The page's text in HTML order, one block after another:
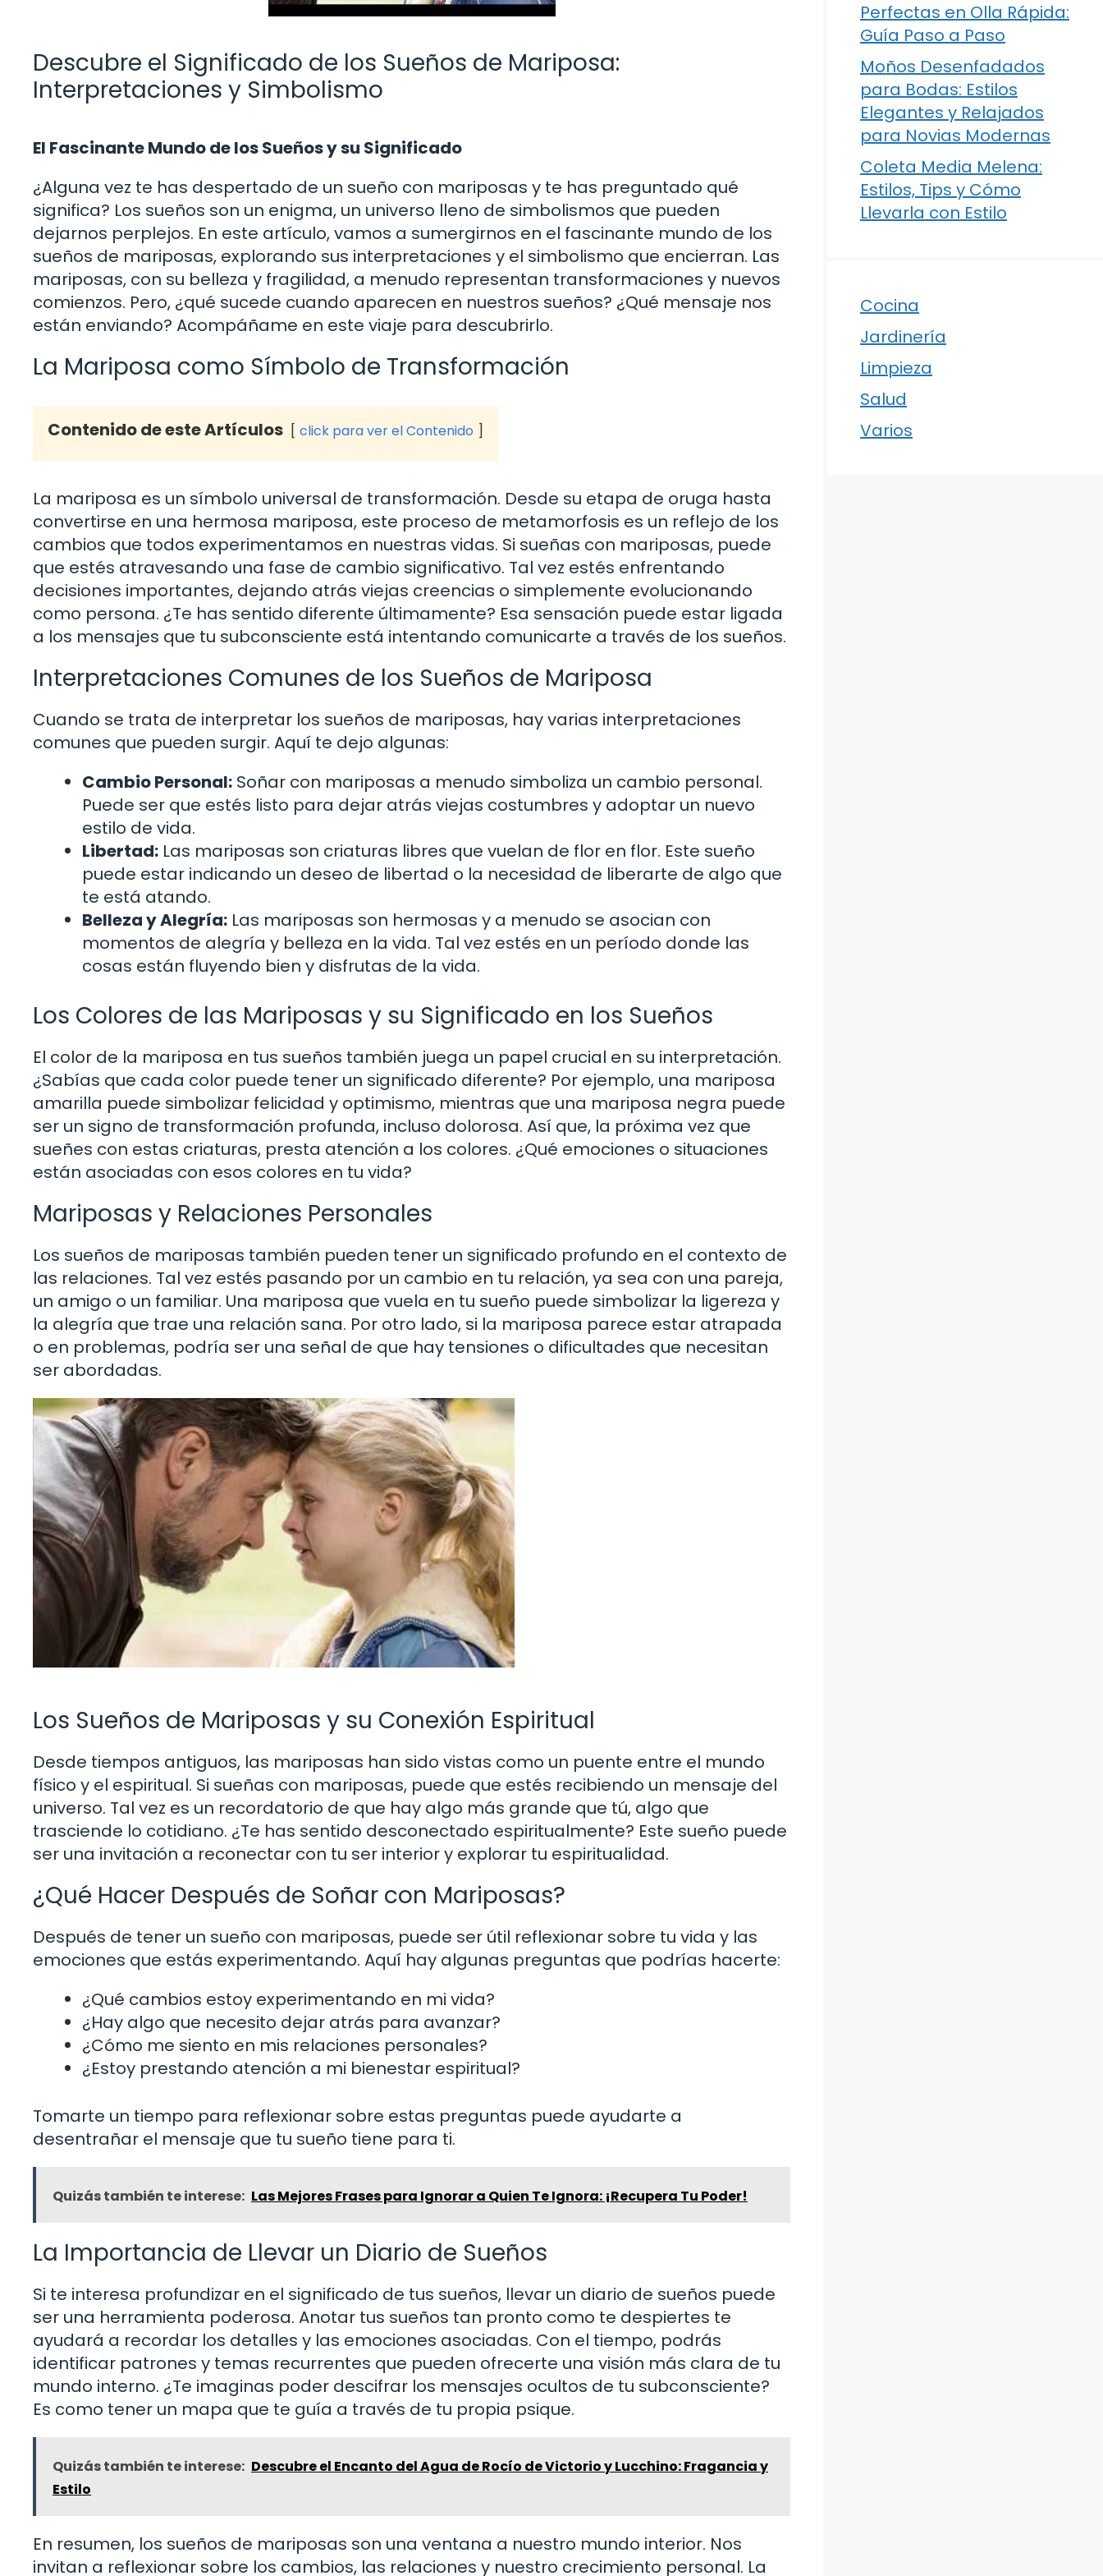
Descubre el Significado de los Sueños de Mariposa:
Interpretaciones y Simbolismo
El Fascinante Mundo de los Sueños y su Significado
¿Alguna vez te has despertado de un sueño con mariposas y te has preguntado qué
significa? Los sueños son un enigma, un universo lleno de simbolismos que pueden
dejarnos perplejos. En este artículo, vamos a sumergirnos en el fascinante mundo de los
sueños de mariposas, explorando sus interpretaciones y el simbolismo que encierran. Las
mariposas, con su belleza y fragilidad, a menudo representan transformaciones y nuevos
comienzos. Pero, ¿qué sucede cuando aparecen en nuestros sueños? ¿Qué mensaje nos
están enviando? Acompáñame en este viaje para descubrirlo.
La Mariposa como Símbolo de Transformación
Contenido de este Artículos click para ver el Contenido
La mariposa es un símbolo universal de transformación. Desde su etapa de oruga hasta
convertirse en una hermosa mariposa, este proceso de metamorfosis es un reflejo de los
cambios que todos experimentamos en nuestras vidas. Si sueñas con mariposas, puede
que estés atravesando una fase de cambio significativo. Tal vez estés enfrentando
decisiones importantes, dejando atrás viejas creencias o simplemente evolucionando
como persona. ¿Te has sentido diferente últimamente? Esa sensación puede estar ligada
a los mensajes que tu subconsciente está intentando comunicarte a través de los sueños.
Interpretaciones Comunes de los Sueños de Mariposa
Cuando se trata de interpretar los sueños de mariposas, hay varias interpretaciones
comunes que pueden surgir. Aquí te dejo algunas:
Cambio Personal: Soñar con mariposas a menudo simboliza un cambio personal.
Puede ser que estés listo para dejar atrás viejas costumbres y adoptar un nuevo
estilo de vida.
Libertad: Las mariposas son criaturas libres que vuelan de flor en flor. Este sueño
puede estar indicando un deseo de libertad o la necesidad de liberarte de algo que
te está atando.
Belleza y Alegría: Las mariposas son hermosas y a menudo se asocian con
momentos de alegría y belleza en la vida. Tal vez estés en un período donde las
cosas están fluyendo bien y disfrutas de la vida.
Los Colores de las Mariposas y su Significado en los Sueños
El color de la mariposa en tus sueños también juega un papel crucial en su interpretación.
¿Sabías que cada color puede tener un significado diferente? Por ejemplo, una mariposa
amarilla puede simbolizar felicidad y optimismo, mientras que una mariposa negra puede
ser un signo de transformación profunda, incluso dolorosa. Así que, la próxima vez que
sueñes con estas criaturas, presta atención a los colores. ¿Qué emociones o situaciones
están asociadas con esos colores en tu vida?
Mariposas y Relaciones Personales
Los sueños de mariposas también pueden tener un significado profundo en el contexto de
las relaciones. Tal vez estés pasando por un cambio en tu relación, ya sea con una pareja,
un amigo o un familiar. Una mariposa que vuela en tu sueño puede simbolizar la ligereza y
la alegría que trae una relación sana. Por otro lado, si la mariposa parece estar atrapada
o en problemas, podría ser una señal de que hay tensiones o dificultades que necesitan
ser abordadas.
Los Sueños de Mariposas y su Conexión Espiritual
Desde tiempos antiguos, las mariposas han sido vistas como un puente entre el mundo
físico y el espiritual. Si sueñas con mariposas, puede que estés recibiendo un mensaje del
universo. Tal vez es un recordatorio de que hay algo más grande que tú, algo que
trasciende lo cotidiano. ¿Te has sentido desconectado espiritualmente? Este sueño puede
ser una invitación a reconectar con tu ser interior y explorar tu espiritualidad.
¿Qué Hacer Después de Soñar con Mariposas?
Después de tener un sueño con mariposas, puede ser útil reflexionar sobre tu vida y las
emociones que estás experimentando. Aquí hay algunas preguntas que podrías hacerte:
¿Qué cambios estoy experimentando en mi vida?
¿Hay algo que necesito dejar atrás para avanzar?
¿Cómo me siento en mis relaciones personales?
¿Estoy prestando atención a mi bienestar espiritual?
Tomarte un tiempo para reflexionar sobre estas preguntas puede ayudarte a
desentrañar el mensaje que tu sueño tiene para ti.
Quizás también te interese: Las Mejores Frases para Ignorar a Quien Te Ignora: ¡Recupera Tu Poder!
La Importancia de Llevar un Diario de Sueños
Si te interesa profundizar en el significado de tus sueños, llevar un diario de sueños puede
ser una herramienta poderosa. Anotar tus sueños tan pronto como te despiertes te
ayudará a recordar los detalles y las emociones asociadas. Con el tiempo, podrás
identificar patrones y temas recurrentes que pueden ofrecerte una visión más clara de tu
mundo interno. ¿Te imaginas poder descifrar los mensajes ocultos de tu subconsciente?
Es como tener un mapa que te guía a través de tu propia psique.
Quizás también te interese: Descubre el Encanto del Agua de Rocío de Victorio y Lucchino: Fragancia y
Estilo
En resumen, los sueños de mariposas son una ventana a nuestro mundo interior. Nos
invitan a reflexionar sobre los cambios, las relaciones y nuestro crecimiento personal. La
Perfectas en Olla Rápida:
Guía Paso a Paso
Moños Desenfadados
para Bodas: Estilos
Elegantes y Relajados
para Novias Modernas
Coleta Media Melena:
Estilos, Tips y Cómo
Llevarla con Estilo
Cocina
Jardinería
Limpieza
Salud
Varios